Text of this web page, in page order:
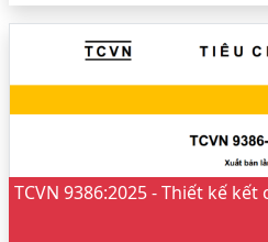
TCVN 9386:2025 - Thiết kế